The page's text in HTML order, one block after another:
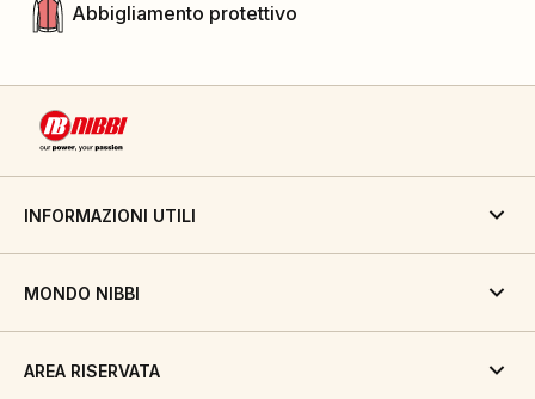
Abbigliamento protettivo
INFORMAZIONI UTILI
MONDO NIBBI
AREA RISERVATA